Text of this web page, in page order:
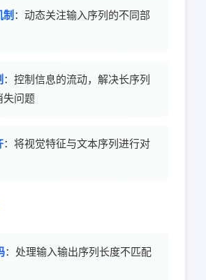
：动态关注输入序列的不同部
：控制信息的流动，解决长序列
失问题
：将视觉特征与文本序列进行对
：处理输入输出序列长度不匹配